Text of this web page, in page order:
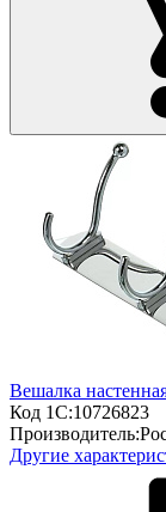
Вешалка
Код 1С:10726823
Производитель:
Другие